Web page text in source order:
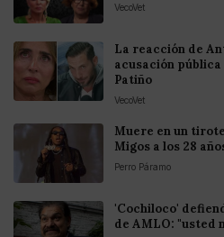
VecoVet
La reacción de
acusación
Patiño
VecoVet
Muere en un
Migos a los 28
Perro Páramo
'Cochiloco'
de AMLO: "usted